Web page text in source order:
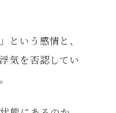
という感情と、
気を否認してい